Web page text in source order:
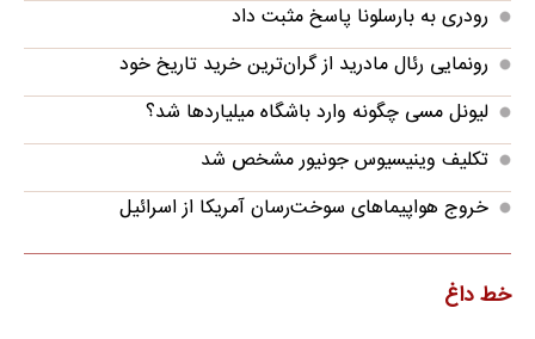
رودری به بارسلونا پاسخ مثبت داد
رونمایی رئال مادرید از گران‌ترین خرید تاریخ خود
لیونل مسی چگونه وارد باشگاه میلیاردها شد؟
تکلیف وینیسیوس جونیور مشخص شد
خروج هواپیماهای سوخت‌رسان آمریکا از اسرائیل
خط داغ